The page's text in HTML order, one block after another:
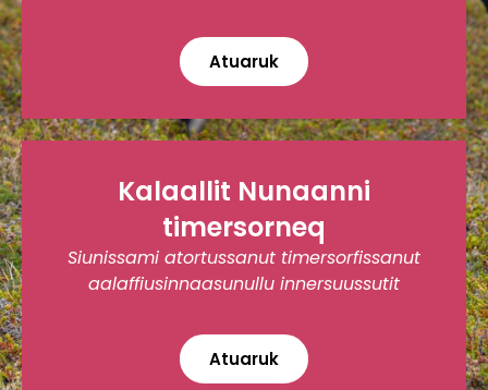
Atuaruk
Kalaallit Nunaanni
timersorneq
Siunissami atortussanut timersorfissanut
aalaffiusinnaasunullu innersuussutit
Atuaruk